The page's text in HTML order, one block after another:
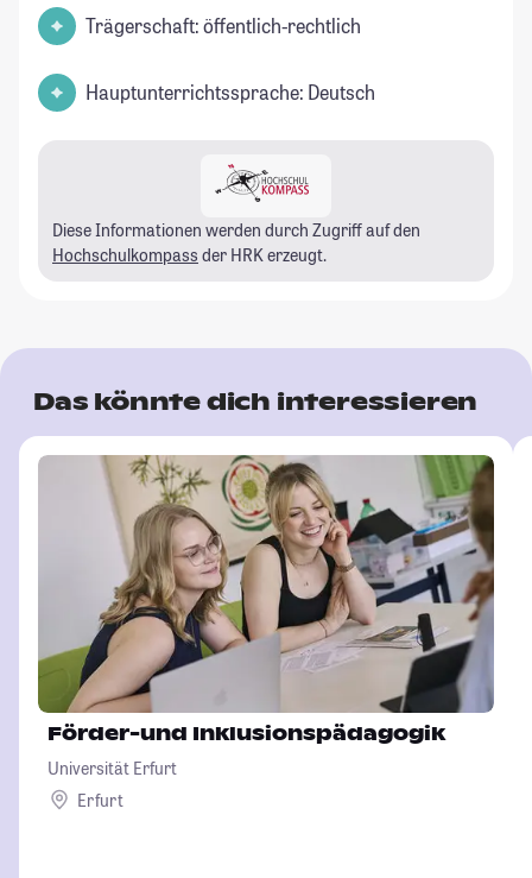
Trägerschaft: öffentlich-rechtlich
Hauptunterrichtssprache: Deutsch
Diese Informationen werden durch Zugriff auf den
Hochschulkompass der HRK erzeugt.
Das könnte dich interessieren
Förder-und Inklusionspädagogik
Universität Erfurt
Erfurt